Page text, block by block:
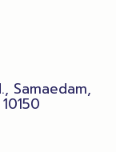
Samaedam,